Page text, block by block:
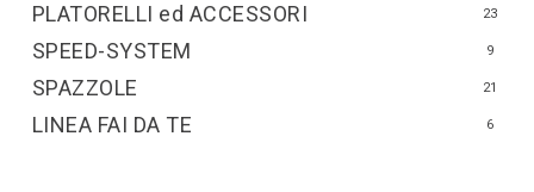
LINEA FAI DA TE 6
PLATORELLI ed ACCESSORI 23
SPAZZOLE 21
SPEED-SYSTEM 9